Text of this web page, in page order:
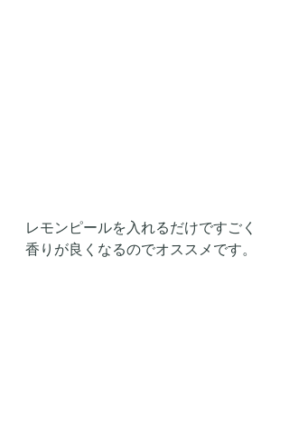
レモンピールを入れるだけですごく
香りが良くなるのでオススメです。